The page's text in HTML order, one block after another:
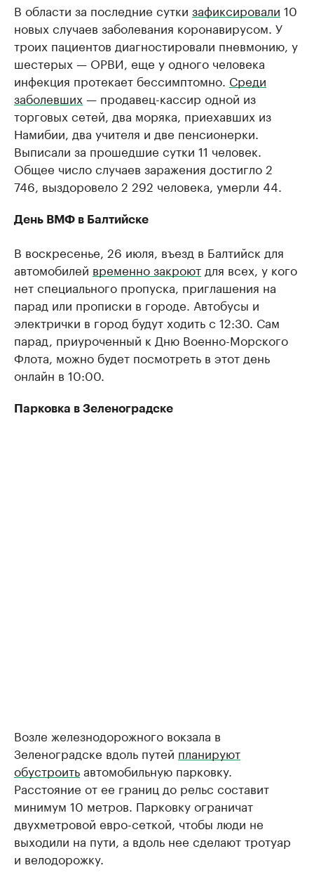
В области за последние сутки зафиксировали 10
новых случаев заболевания коронавирусом. У
троих пациентов диагностировали пневмонию, у
шестерых — ОРВИ, еще у одного человека
инфекция протекает бессимптомно. Среди
заболевших — продавец-кассир одной из
торговых сетей, два моряка, приехавших из
Намибии, два учителя и две пенсионерки.
Выписали за прошедшие сутки 11 человек.
Общее число случаев заражения достигло 2
746, выздоровело 2 292 человека, умерли 44.
День ВМФ в Балтийске
В воскресенье, 26 июля, въезд в Балтийск для
автомобилей временно закроют для всех, у кого
нет специального пропуска, приглашения на
парад или прописки в городе. Автобусы и
электрички в город будут ходить с 12:30. Сам
парад, приуроченный к Дню Военно-Морского
Флота, можно будет посмотреть в этот день
онлайн в 10:00.
Парковка в Зеленоградске
Возле железнодорожного вокзала в
Зеленоградске вдоль путей планируют
обустроитьавтомобильную парковку.
Расстояние от ее границ до рельс составит
минимум 10 метров. Парковку ограничат
двухметровой евро-сеткой, чтобы люди не
выходили на пути, а вдоль нее сделают тротуар
и велодорожку.